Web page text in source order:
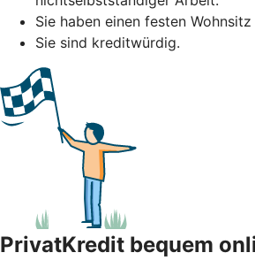
Sie haben einen festen
Sie sind kreditwürdig.
PrivatKredit bequem